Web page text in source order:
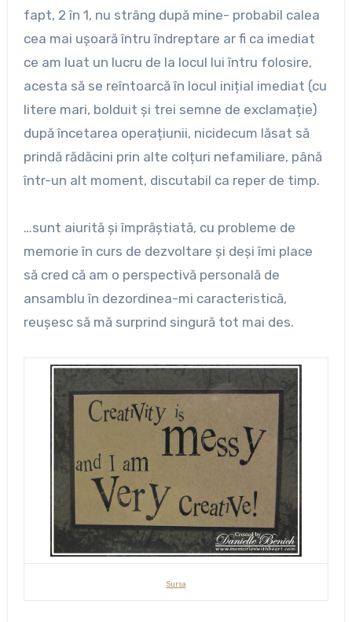
fapt, 2 în 1, nu strâng după mine- probabil calea
cea mai ușoară întru îndreptare ar fi ca imediat
ce am luat un lucru de la locul lui întru folosire,
acesta să se reîntoarcă în locul inițial imediat (cu
litere mari, bolduit și trei semne de exclamație)
după încetarea operațiunii, nicidecum lăsat să
prindă rădăcini prin alte colțuri nefamiliare, până
într-un alt moment, discutabil ca reper de timp.
…sunt aiurită și împrăștiată, cu probleme de
memorie în curs de dezvoltare și deși îmi place
să cred că am o perspectivă personală de
ansamblu în dezordinea-mi caracteristică,
reușesc să mă surprind singură tot mai des.
Sursa